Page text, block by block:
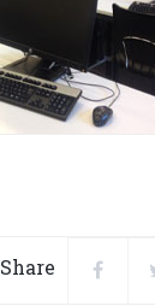
Share